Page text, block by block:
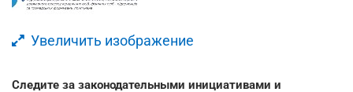
Увеличить изображение
Следите за законодательными инициативами и